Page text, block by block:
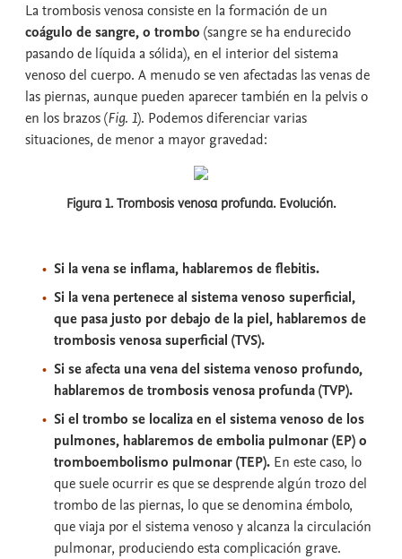
La trombosis venosa consiste en la formación de un
coágulo de sangre, o trombo (sangre se ha endurecido
pasando de líquida a sólida), en el interior del sistema
venoso del cuerpo. A menudo se ven afectadas las venas de
las piernas, aunque pueden aparecer también en la pelvis o
en los brazos (Fig. 1). Podemos diferenciar varias
situaciones, de menor a mayor gravedad:
Figura 1. Trombosis venosa profunda. Evolución.
Si la vena se inflama, hablaremos de flebitis.
Si la vena pertenece al sistema venoso superficial,
que pasa justo por debajo de la piel, hablaremos de
trombosis venosa superficial (TVS).
Si se afecta una vena del sistema venoso profundo,
hablaremos de trombosis venosa profunda (TVP).
Si el trombo se localiza en el sistema venoso de los
pulmones, hablaremos de embolia pulmonar (EP) o
tromboembolismo pulmonar (TEP). En este caso, lo
que suele ocurrir es que se desprende algún trozo del
trombo de las piernas, lo que se denomina émbolo,
que viaja por el sistema venoso y alcanza la circulación
pulmonar, produciendo esta complicación grave.